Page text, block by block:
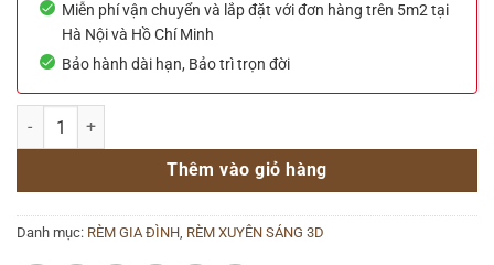
Miễn phí vận chuyển và lắp đặt với đơn hàng trên 5m2 tại
Hà Nội và Hồ Chí Minh
Bảo hành dài hạn, Bảo trì trọn đời
Rèm lọt sáng hãng All Plus mã SL39 số lượng
Thêm vào giỏ hàng
Danh mục: RÈM GIA ĐÌNH RÈM XUYÊN SÁNG 3D